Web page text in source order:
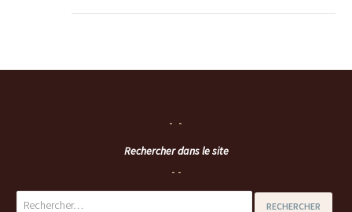
Rechercher dans le site
Rechercher :